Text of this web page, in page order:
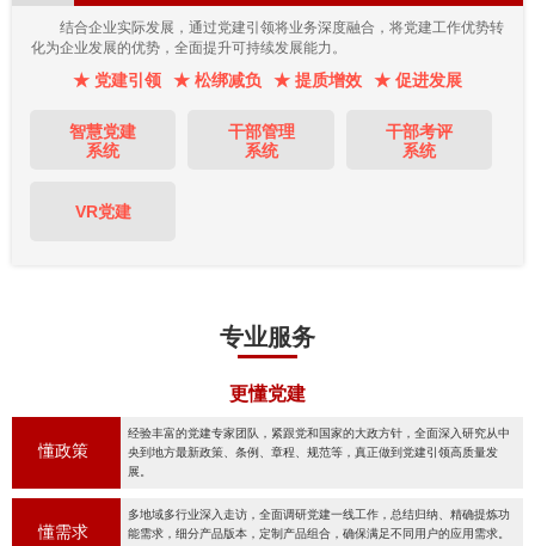
结合企业实际发展，通过党建引领将业务深度融合，将党建工作优势转
化为企业发展的优势，全面提升可持续发展能力。
★ 党建引领 ★ 松绑减负 ★ 提质增效 ★ 促进发展
智慧党建
系统
干部管理
系统
干部考评
系统
VR党建
专业服务
更懂党建
懂政策
经验丰富的党建专家团队，紧跟党和国家的大政方针，全面深入研究从中
央到地方最新政策、条例、章程、规范等，真正做到党建引领高质量发
展。
懂需求
多地域多行业深入走访，全面调研党建一线工作，总结归纳、精确提炼功
能需求，细分产品版本，定制产品组合，确保满足不同用户的应用需求。